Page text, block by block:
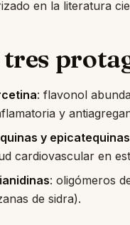
en la literatura
tres
: flavonol
y
y epicatequinas
cardiovascular en
: oligómeros
de sidra).